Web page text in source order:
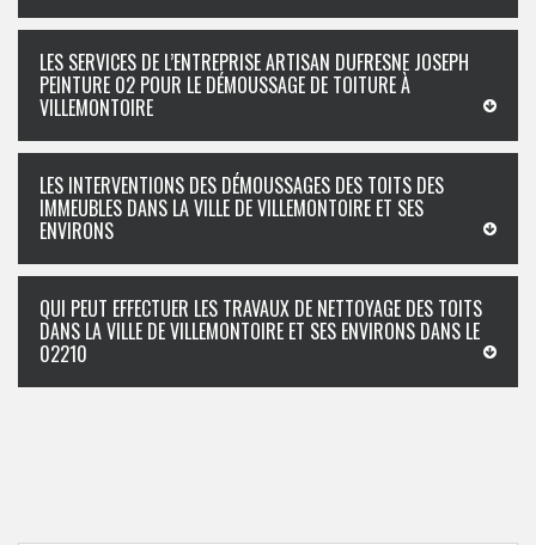
LES SERVICES DE L’ENTREPRISE ARTISAN DUFRESNE JOSEPH
PEINTURE 02 POUR LE DÉMOUSSAGE DE TOITURE À
VILLEMONTOIRE
LES INTERVENTIONS DES DÉMOUSSAGES DES TOITS DES
IMMEUBLES DANS LA VILLE DE VILLEMONTOIRE ET SES
ENVIRONS
QUI PEUT EFFECTUER LES TRAVAUX DE NETTOYAGE DES TOITS
DANS LA VILLE DE VILLEMONTOIRE ET SES ENVIRONS DANS LE
02210